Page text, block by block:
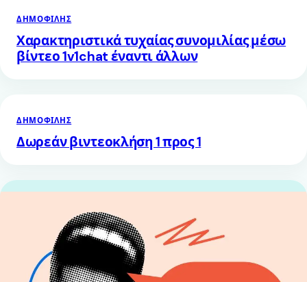
ΔΗΜΟΦΙΛΉΣ
Χαρακτηριστικά τυχαίας συνομιλίας μέσω
βίντεο 1v1chat έναντι άλλων
ΔΗΜΟΦΙΛΉΣ
Δωρεάν βιντεοκλήση 1 προς 1